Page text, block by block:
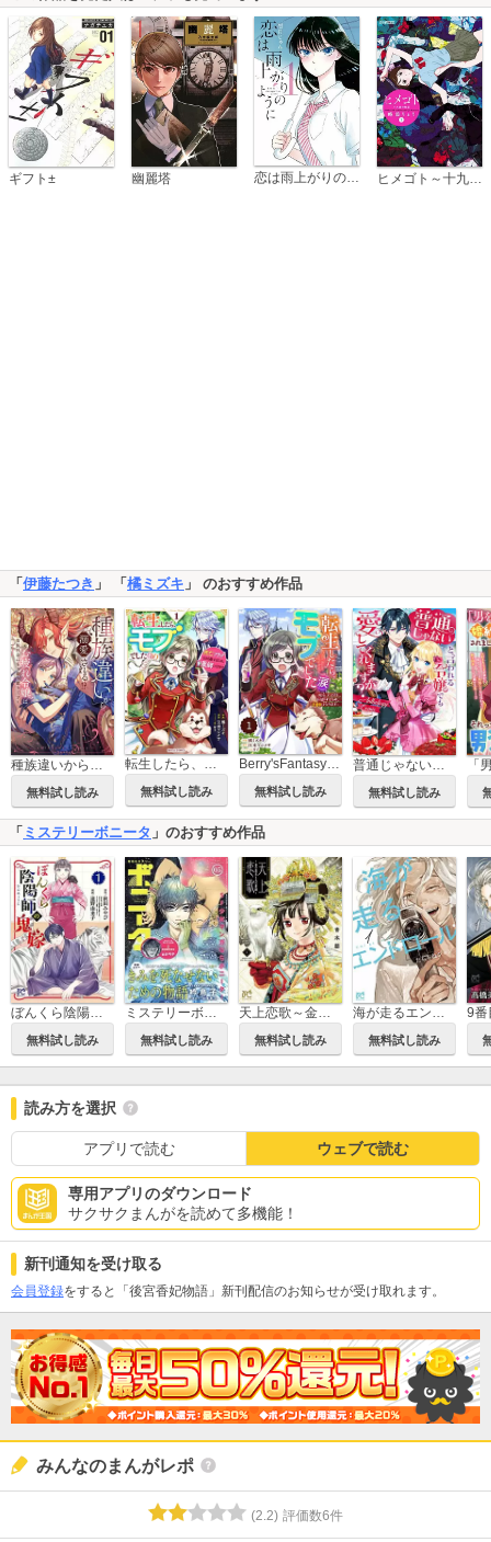
ギフト± 幽麗塔 恋は雨上がりのように
「 伊藤たつき 」 「 橘ミズキ 」 のおすすめ作品
種族違いから溺愛される！？～お疲れ令嬢は貴族社会にもう懲り懲りです～アンソロジーコミック
無料試し読み
転生したら、モブでした（涙）～死亡フラグを回避するため、薬師になります～
無料試し読み
Berry'sFantasy転生したら、モブでした（涙）～死亡フラグを回避するため、薬師になります～
無料試し読み
普通じゃないと言われる令嬢でも愛してくれますか？アンソロジーコミック
無料試し読み
「 ミステリーボニータ 」のおすすめ作品
ぼんくら陰陽師の鬼嫁
無料試し読み
ミステリーボニータ
無料試し読み
天上恋歌～金の皇女と火の薬師～【電子特別版】
無料試し読み
海が走るエンドロール
無料試し読み
読み方を選択
アプリで読む ウェブで読む
専用アプリのダウンロード
サクサクまんがを読めて多機能！
新刊通知を受け取る
会員登録をすると「後宮香妃物語」新刊配信のお知らせが受け取れます。
みんなのまんがレポ
(2.2) 評価数6件